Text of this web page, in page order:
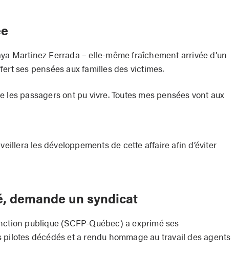
Martinez Ferrada – elle-même fraîchement arrivée d’un
ses pensées aux familles des victimes.
les passagers ont pu vivre. Toutes mes pensées vont aux
les développements de cette affaire afin d’éviter
demande un syndicat
publique (SCFP-Québec) a exprimé ses
décédés et a rendu hommage au travail des agents